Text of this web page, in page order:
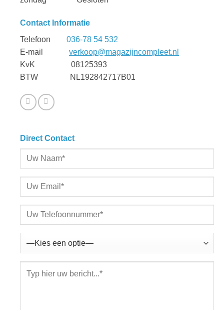
Contact Informatie
Telefoon 036-78 54 532
E-mail verkoop@magazijncompleet.nl
KvK 08125393
BTW NL192842717B01
Direct Contact